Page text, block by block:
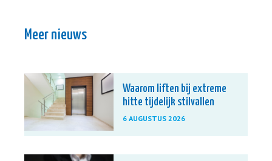
Meer nieuws
Waarom liften bij extreme
hitte tijdelijk stilvallen
6 AUGUSTUS 2026